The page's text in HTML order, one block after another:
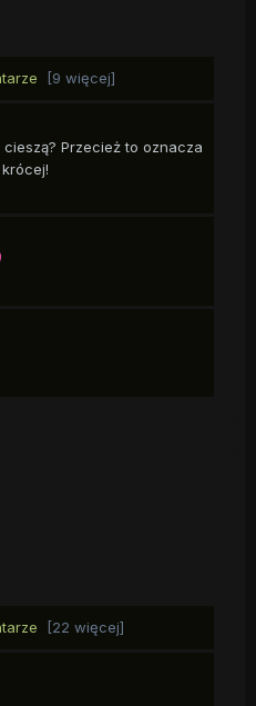
[9 więcej]
Przecież to oznacza
[22 więcej]